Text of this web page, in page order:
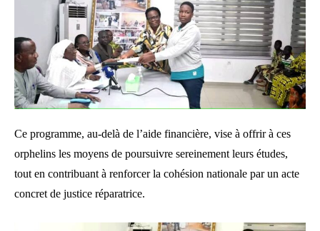
Ce programme, au-delà de l’aide financière, vise à offrir à ces
orphelins les moyens de poursuivre sereinement leurs études,
tout en contribuant à renforcer la cohésion nationale par un acte
concret de justice réparatrice.